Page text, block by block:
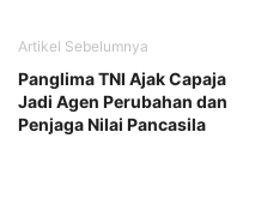
Artikel Sebelumnya
Panglima TNI Ajak Capaja
Jadi Agen Perubahan dan
Penjaga Nilai Pancasila